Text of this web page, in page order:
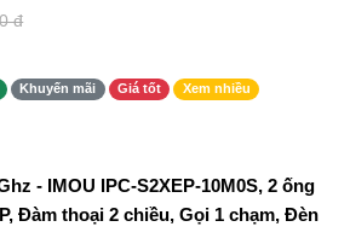
đ
Khuyến mãi Giá tốt
Xem nhiều
- IMOU IPC-S2XEP-10M0S, 2 ống
Đàm thoại 2 chiều, Gọi 1 chạm, Đèn